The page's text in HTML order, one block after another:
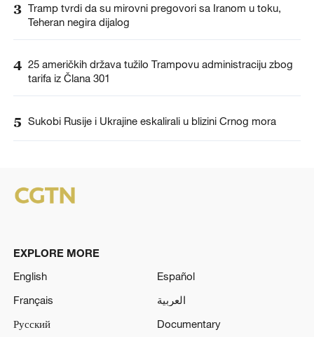
3 Tramp tvrdi da su mirovni pregovori sa Iranom u toku,
Teheran negira dijalog
4 25 američkih država tužilo Trampovu administraciju zbog
tarifa iz Člana 301
5 Sukobi Rusije i Ukrajine eskalirali u blizini Crnog mora
EXPLORE MORE
English
Español
Français
العربية
Русский
Documentary